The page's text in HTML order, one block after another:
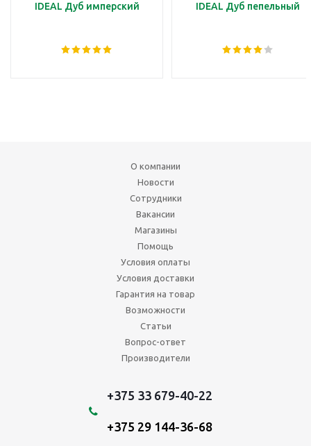
IDEAL Дуб имперский
IDEAL Дуб пепельный
О компании
Новости
Сотрудники
Вакансии
Магазины
Помощь
Условия оплаты
Условия доставки
Гарантия на товар
Возможности
Статьи
Вопрос-ответ
Производители
+375 33 679-40-22
+375 29 144-36-68